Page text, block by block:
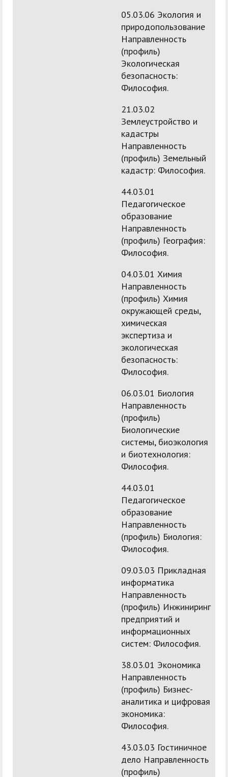
05.03.06 Экология и
природопользование
Направленность
(профиль)
Экологическая
безопасность:
Философия.
21.03.02
Землеустройство и
кадастры
Направленность
(профиль) Земельный
кадастр: Философия.
44.03.01
Педагогическое
образование
Направленность
(профиль) География:
Философия.
04.03.01 Химия
Направленность
(профиль) Химия
окружающей среды,
химическая
экспертиза и
экологическая
безопасность:
Философия.
06.03.01 Биология
Направленность
(профиль)
Биологические
системы, биоэкология
и биотехнология:
Философия.
44.03.01
Педагогическое
образование
Направленность
(профиль) Биология:
Философия.
09.03.03 Прикладная
информатика
Направленность
(профиль) Инжиниринг
предприятий и
информационных
систем: Философия.
38.03.01 Экономика
Направленность
(профиль) Бизнес-
аналитика и цифровая
экономика:
Философия.
43.03.03 Гостиничное
дело Направленность
(профиль)